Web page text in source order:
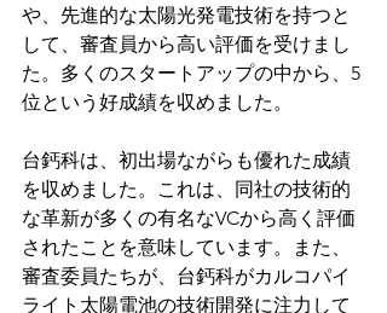
や、先進的な太陽光発電技術を持つと
して、審査員から高い評価を受けまし
た。多くのスタートアップの中から、5
位という好成績を収めました。
台鈣科は、初出場ながらも優れた成績
を収めました。これは、同社の技術的
な革新が多くの有名なVCから高く評価
されたことを意味しています。また、
審査委員たちが、台鈣科がカルコパイ
ライト太陽電池の技術開発に注力して